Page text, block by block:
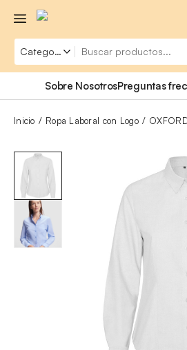
Sobre NosotrosPreguntas
Inicio Ropa Laboral con Logo